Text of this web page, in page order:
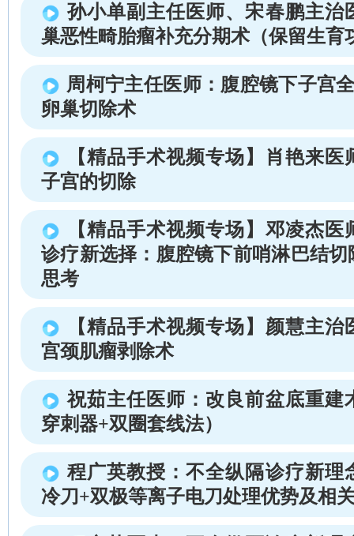
孙小单副主任医师、宋春鹏主治
巢恶性畸胎瘤补充分期术（保留生育
周柯宁主任医师：腹腔镜下子宫
卵巢切除术
【精品手术视频专场】肖艳来医
子宫的切除
【精品手术视频专场】邓凌杰医
诊疗新选择：腹腔镜下前哨淋巴结
思考
【精品手术视频专场】颜慧主治
宫颈肌瘤剥除术
祝茹主任医师：改良前盆底重建
穿刺器+双圈套线法）
程广英教授：不全纵隔诊疗新理
冷刀+双极等离子电刀处理优势及相